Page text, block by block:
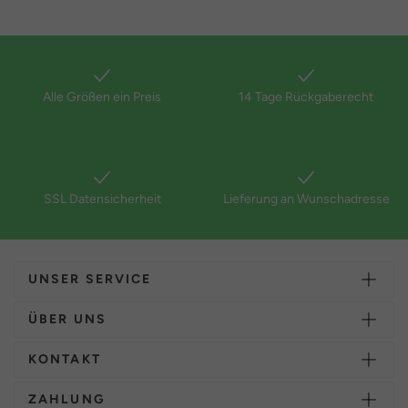
Alle Größen ein Preis 14 Tage Rückgaberecht
SSL Datensicherheit Lieferung an Wunschadresse
UNSER SERVICE
ÜBER UNS
KONTAKT
ZAHLUNG